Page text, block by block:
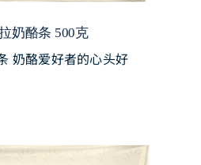
奶酪条 500克
奶酪爱好者的心头好